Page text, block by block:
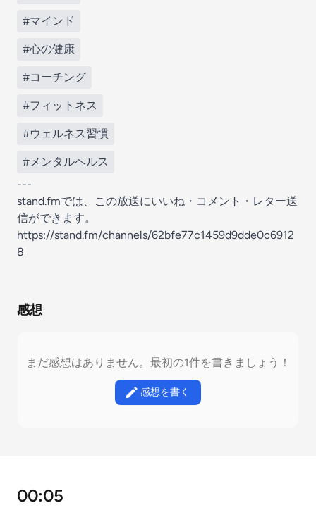
#マインド
#心の健康
#コーチング
#フィットネス
#ウェルネス習慣
#メンタルヘルス
---
stand.fmでは、この放送にいいね・コメント・レター送
信ができます。
https://stand.fm/channels/62bfe77c1459d9dde0c6912
8
感想
まだ感想はありません。最初の1件を書きましょう！
感想を書く
00:05